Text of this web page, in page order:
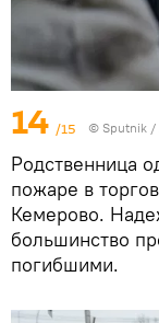
14 /15 © Sputnik /
Родственница
пожаре в
Кемерово.
большинство
погибшими.